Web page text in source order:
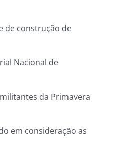
de construção de
Nacional de
da Primavera
em consideração as